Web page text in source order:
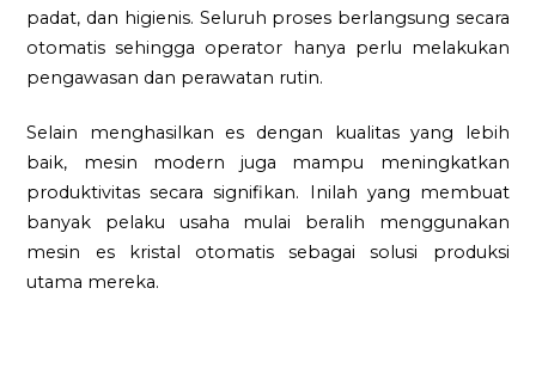
padat, dan higienis. Seluruh proses berlangsung secara
otomatis sehingga operator hanya perlu melakukan
pengawasan dan perawatan rutin.
Selain menghasilkan es dengan kualitas yang lebih
baik, mesin modern juga mampu meningkatkan
produktivitas secara signifikan. Inilah yang membuat
banyak pelaku usaha mulai beralih menggunakan
mesin es kristal otomatis sebagai solusi produksi
utama mereka.